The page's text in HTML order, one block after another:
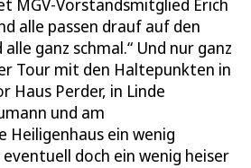
MGV-Vorstandsmitglied Erich
alle passen drauf auf den
ganz schmal.“ Und nur ganz
Tour mit den Haltepunkten in
Haus Perder, in Linde
und am
Heiligenhaus ein wenig
doch ein wenig heiser